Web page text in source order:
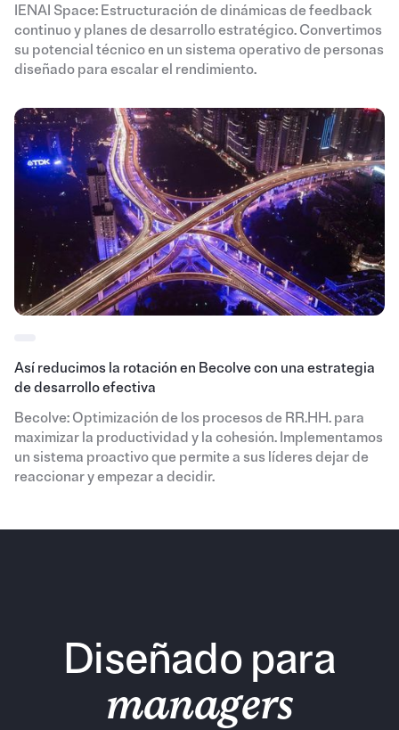
IENAI Space: Estructuración de dinámicas de feedback
continuo y planes de desarrollo estratégico. Convertimos
su potencial técnico en un sistema operativo de personas
diseñado para escalar el rendimiento.
Así reducimos la rotación en Becolve con una estrategia
de desarrollo efectiva
Becolve: Optimización de los procesos de RR.HH. para
maximizar la productividad y la cohesión. Implementamos
un sistema proactivo que permite a sus líderes dejar de
reaccionar y empezar a decidir.
Diseñado para
managers